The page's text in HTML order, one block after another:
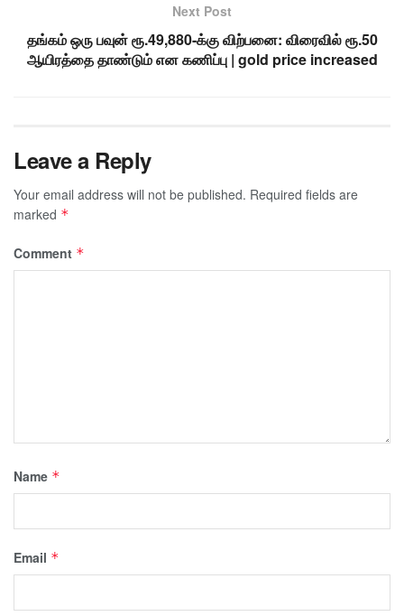
Next Post
தங்கம் ஒரு பவுன் ரூ.49,880-க்கு விற்பனை: விரைவில் ரூ.50
ஆயிரத்தை தாண்டும் என கணிப்பு | gold price increased
Leave a Reply
Your email address will not be published. Required fields are
marked *
Comment *
Name *
Email *